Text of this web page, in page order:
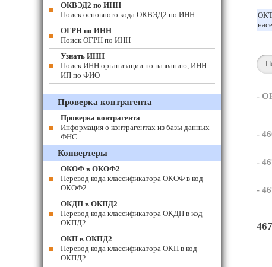
-
-
-
-
ОКВЭД2 по ИНН
Поиск основного кода ОКВЭД2 по ИНН
ОГРН по ИНН
Поиск ОГРН по ИНН
Узнать ИНН
Поиск ИНН организации по названию, ИНН
ИП по ФИО
Проверка контрагента
Проверка контрагента
Информация о контрагентах из базы данных
ФНС
Конвертеры
ОКОФ в ОКОФ2
Перевод кода классификатора ОКОФ в код
ОКОФ2
ОКДП в ОКПД2
Перевод кода классификатора ОКДП в код
ОКПД2
ОКП в ОКПД2
Перевод кода классификатора ОКП в код
ОКПД2